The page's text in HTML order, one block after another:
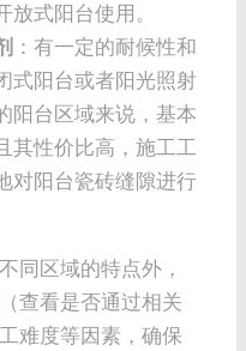
放式阳台使用。
：有一定的耐候性和
式阳台或者阳光照射
阳台区域来说，基本
其性价比高，施工工
对阳台瓷砖缝隙进行
同区域的特点外，
查看是否通过相关
难度等因素，确保